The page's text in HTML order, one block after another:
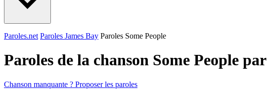
Paroles.net Paroles James Bay Paroles Some People
Paroles de la chanson Some People par
Chanson manquante ? Proposer les paroles